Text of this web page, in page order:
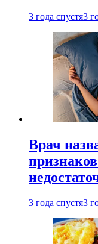
3 года спустя3
Врач
3 года спустя3